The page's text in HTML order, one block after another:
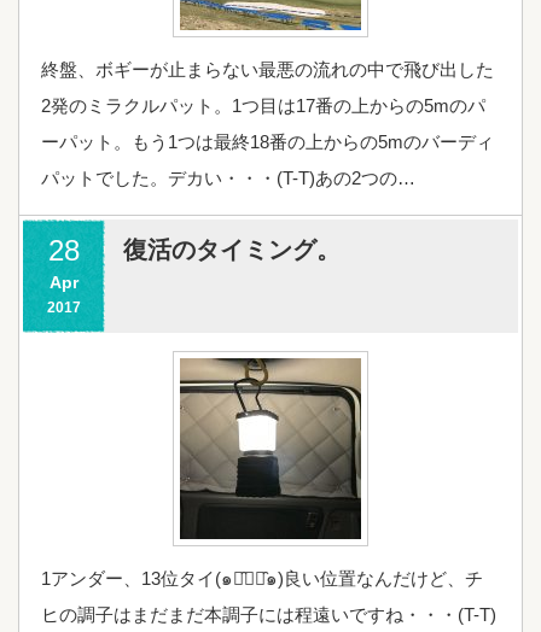
終盤、ボギーが止まらない最悪の流れの中で飛び出した
2発のミラクルパット。1つ目は17番の上からの5mのパ
ーパット。もう1つは最終18番の上からの5mのバーディ
パットでした。デカい・・・(T-T)あの2つの…
28
Apr
2017
復活のタイミング。
1アンダー、13位タイ(๑･̑◡･̑๑)良い位置なんだけど、チ
ヒの調子はまだまだ本調子には程遠いですね・・・(T-T)